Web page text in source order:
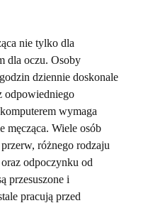
nie tylko dla
dla oczu. Osoby
dziennie doskonale
odpowiedniego
wymaga
męcząca. Wiele osób
różnego rodzaju
odpoczynku od
przesuszone i
pracują przed